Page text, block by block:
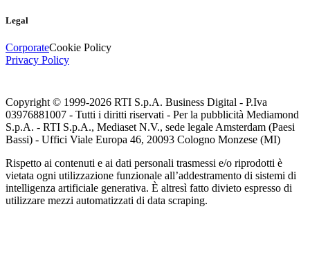
Legal
CorporateCookie Policy
Privacy Policy
Copyright © 1999-2026 RTI S.p.A. Business Digital - P.Iva
03976881007 - Tutti i diritti riservati - Per la pubblicità Mediamond
S.p.A. - RTI S.p.A., Mediaset N.V., sede legale Amsterdam (Paesi
Bassi) - Uffici Viale Europa 46, 20093 Cologno Monzese (MI)
Rispetto ai contenuti e ai dati personali trasmessi e/o riprodotti è
vietata ogni utilizzazione funzionale all’addestramento di sistemi di
intelligenza artificiale generativa. È altresì fatto divieto espresso di
utilizzare mezzi automatizzati di data scraping.